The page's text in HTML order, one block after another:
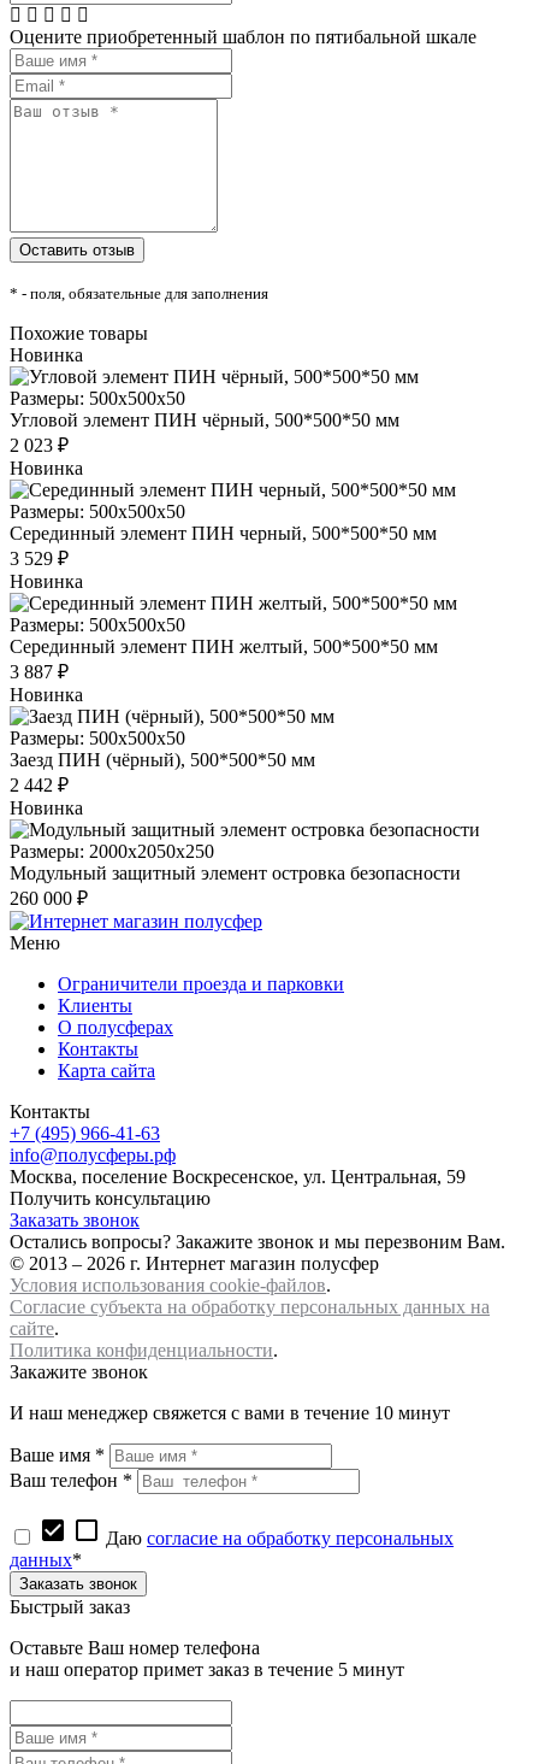
Оцените приобретенный шаблон по пятибальной шкале
* - поля, обязательные для заполнения
Похожие товары
Новинка
Размеры: 500x500x50
Угловой элемент ПИН чёрный, 500*500*50 мм
2 023 ₽
Новинка
Размеры: 500x500x50
Серединный элемент ПИН черный, 500*500*50 мм
3 529 ₽
Новинка
Размеры: 500x500x50
Серединный элемент ПИН желтый, 500*500*50 мм
3 887 ₽
Новинка
Размеры: 500x500x50
Заезд ПИН (чёрный), 500*500*50 мм
2 442 ₽
Новинка
Размеры: 2000х2050х250
Модульный защитный элемент островка безопасности
260 000 ₽
Меню
Ограничители проезда и парковки
Клиенты
О полусферах
Контакты
Карта сайта
Контакты
+7 (495) 966-41-63
info@полусферы.рф
Москва, поселение Воскресенское, ул. Центральная, 59
Получить консультацию
Заказать звонок
Остались вопросы? Закажите звонок и мы перезвоним Вам.
© 2013 – 2026 г. Интернет магазин полусфер
Условия использования cookie-файлов.
Согласие субъекта на обработку персональных данных на
сайте.
Политика конфиденциальности.
Закажите звонок
И наш менеджер свяжется с вами в течение 10 минут
Ваше имя *
Ваш телефон *
check_box check_box_outline_blank Даю согласие на обработку персональных
данных*
Быстрый заказ
Оставьте Ваш номер телефона
и наш оператор примет заказ в течение 5 минут